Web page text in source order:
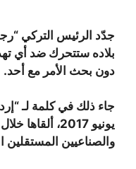
جدّد الرئيس التركي
بلاده ستتحرك ضد أي
دون بحث الأمر مع أحد.
يونيو 2017،
والصناعيين المستقلين